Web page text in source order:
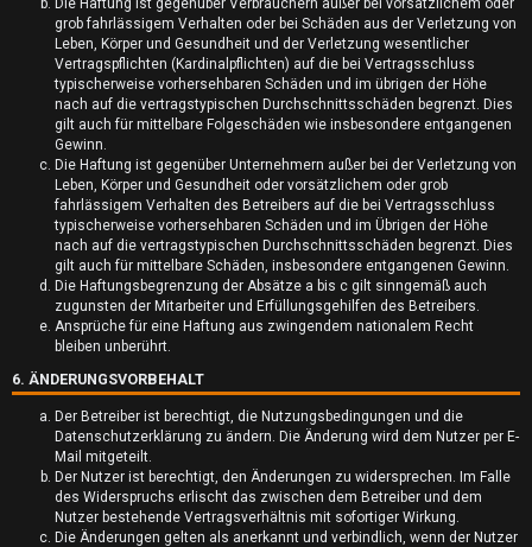
n
grob fahrlässigem Verhalten oder bei Schäden aus der Verletzung von
Leben, Körper und Gesundheit und der Verletzung wesentlicher
Vertragspflichten (Kardinalpflichten) auf die bei Vertragsschluss
typischerweise vorhersehbaren Schäden und im übrigen der Höhe
nach auf die vertragstypischen Durchschnittsschäden begrenzt. Dies
gilt auch für mittelbare Folgeschäden wie insbesondere entgangenen
Gewinn.
Die Haftung ist gegenüber Unternehmern außer bei der Verletzung von
Leben, Körper und Gesundheit oder vorsätzlichem oder grob
fahrlässigem Verhalten des Betreibers auf die bei Vertragsschluss
typischerweise vorhersehbaren Schäden und im Übrigen der Höhe
nach auf die vertragstypischen Durchschnittsschäden begrenzt. Dies
gilt auch für mittelbare Schäden, insbesondere entgangenen Gewinn.
Die Haftungsbegrenzung der Absätze a bis c gilt sinngemäß auch
zugunsten der Mitarbeiter und Erfüllungsgehilfen des Betreibers.
Ansprüche für eine Haftung aus zwingendem nationalem Recht
bleiben unberührt.
6. ÄNDERUNGSVORBEHALT
Der Betreiber ist berechtigt, die Nutzungsbedingungen und die
Datenschutzerklärung zu ändern. Die Änderung wird dem Nutzer per E-
Mail mitgeteilt.
Der Nutzer ist berechtigt, den Änderungen zu widersprechen. Im Falle
des Widerspruchs erlischt das zwischen dem Betreiber und dem
Nutzer bestehende Vertragsverhältnis mit sofortiger Wirkung.
Die Änderungen gelten als anerkannt und verbindlich, wenn der Nutzer